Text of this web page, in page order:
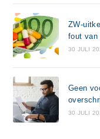
ZW-
fout van
30 JULI
Geen
30 JULI